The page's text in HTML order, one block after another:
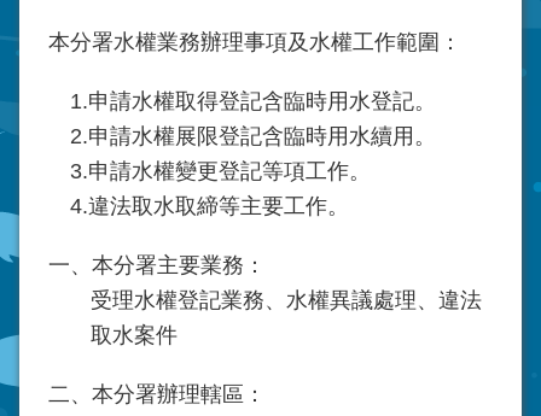
本分署水權業務辦理事項及水權工作範圍：
1.申請水權取得登記含臨時用水登記。
2.申請水權展限登記含臨時用水續用。
3.申請水權變更登記等項工作。
4.違法取水取締等主要工作。
一、本分署主要業務：
受理水權登記業務、水權異議處理、違法
取水案件
二、本分署辦理轄區：